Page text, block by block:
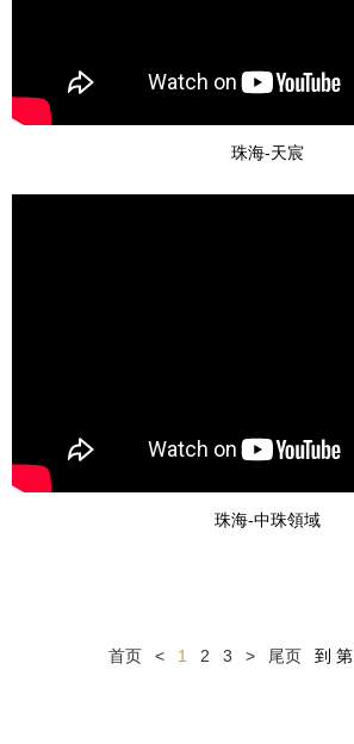
珠海-天宸
珠海-中珠領域
首页 < 1 2 3 > 尾页 到 第